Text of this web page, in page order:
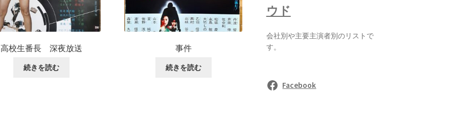
高校生番長 深夜放送
続きを読む
事件
続きを読む
ウド
会社別や主要主演者別のリストで
す。
Facebook